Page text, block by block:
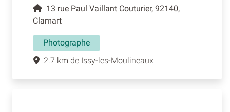
13 rue Paul Vaillant Couturier, 92140,
Clamart
Photographe
2.7 km de Issy-les-Moulineaux